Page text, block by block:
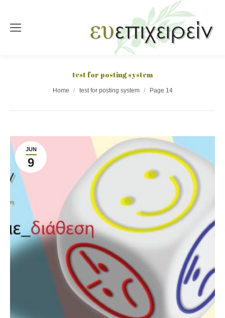
test for posting system
You are here:Home test for posting system Page 14
JUN
9